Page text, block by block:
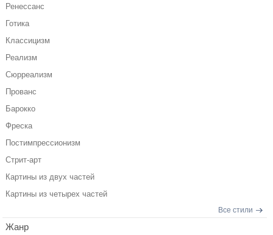
Ренессанс
Готика
Классицизм
Реализм
Сюрреализм
Прованс
Барокко
Фреска
Постимпрессионизм
Стрит-арт
Картины из двух частей
Картины из четырех частей
Все стили
Жанр